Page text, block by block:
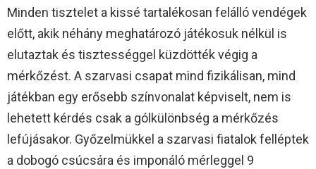
Minden tisztelet a kissé tartalékosan felálló vendégek
előtt, akik néhány meghatározó játékosuk nélkül is
elutaztak és tisztességgel küzdötték végig a
mérkőzést. A szarvasi csapat mind fizikálisan, mind
játékban egy erősebb színvonalat képviselt, nem is
lehetett kérdés csak a gólkülönbség a mérkőzés
lefújásakor. Győzelmükkel a szarvasi fiatalok felléptek
a dobogó csúcsára és imponáló mérleggel 9